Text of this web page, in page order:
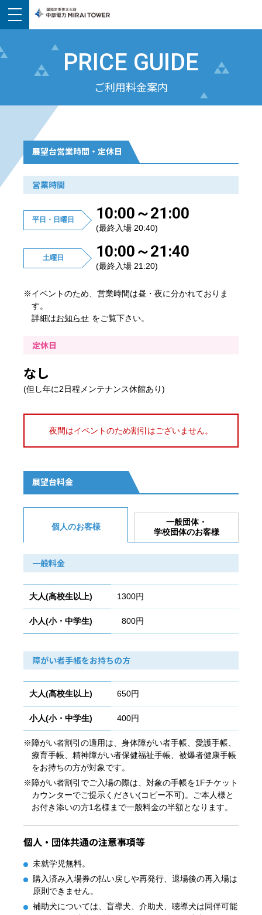
PRICE GUIDE
ご利用料金案内
展望台営業時間・定休日
営業時間
平日・日曜日 10:00～21:00
(最終入場 20:40)
土曜日 10:00～21:40
(最終入場 21:20)
※イベントのため、営業時間は昼・夜に分かれておりま
す。
詳細はお知らせ をご覧下さい。
定休日
なし
(但し年に2日程メンテナンス休館あり)
夜間はイベントのため割引はございません。
展望台料金
個人のお客様
一般団体・
学校団体のお客様
一般料金
大人(高校生以上) 1300円
小人(小・中学生) 800円
障がい者手帳をお持ちの方
大人(高校生以上) 650円
小人(小・中学生) 400円
※障がい者割引の適用は、身体障がい者手帳、愛護手帳、
療育手帳、精神障がい者保健福祉手帳、被爆者健康手帳
をお持ちの方が対象です。
※障がい者割引でご入場の際は、対象の手帳を1Fチケット
カウンターでご提示ください(コピー不可)。ご本人様と
お付き添いの方1名様まで一般料金の半額となります。
個人・団体共通の注意事項等
未就学児無料。
購入済み入場券の払い戻しや再発行、退場後の再入場は
原則できません。
補助犬については、盲導犬、介助犬、聴導犬は同伴可能